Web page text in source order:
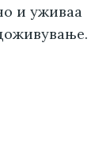
и уживаа